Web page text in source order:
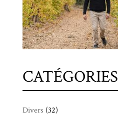
CATÉGORIES
Divers (32)